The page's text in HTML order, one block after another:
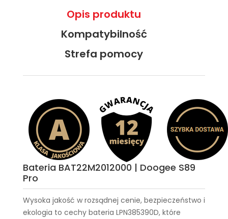
Opis produktu
Kompatybilność
Strefa pomocy
Bateria BAT22M2012000 | Doogee S89
Pro
Wysoka jakość w rozsądnej cenie, bezpieczeństwo i
ekologia to cechy bateria LPN385390D, które